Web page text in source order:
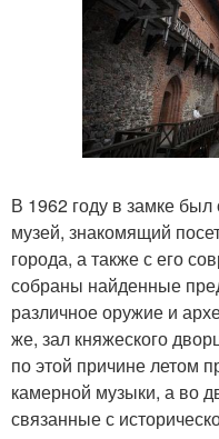
В 1962 году в замке был
музей, знакомящий
города, а также с его
собраны найденные
различное оружие и
же, зал княжеского
по этой причине летом
камерной музыки, а во
связанные с